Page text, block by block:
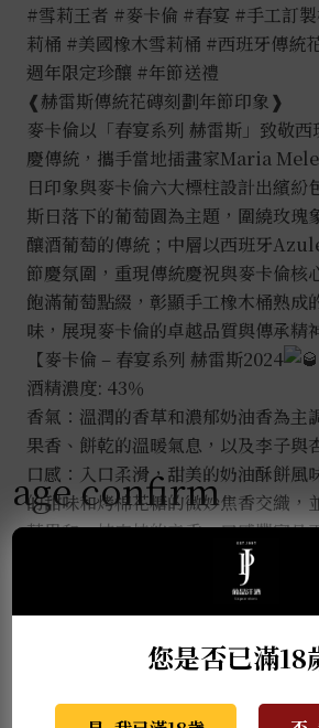
#雪莉王者 #麥卡倫 #春宴 #手工訂
莉桶 #美國橡木雪莉桶 #西班牙傳統
週年限定珍釀 #年節送禮
❰赫雷斯傳統花磚刻劃年節印象❱
麥卡倫以「春宴系列 赫雷斯」致敬
慶傳統，攜手當地插畫家Maria
日印象與麥卡倫六大標柱設計出繽紛
斯日落下的葡萄園為主題，圍繞玫瑰
釀酒葡萄的傳統；中層以西班牙
節慶氛圍，重現傳統慶祝與麥卡倫核
飽滿葡萄點綴，彰顯手工橡木桶熟成
味，展現麥卡倫的卓越品質與傳承精
【麥卡倫 – 春宴系列 赫雷斯2024
酒精濃度: 43％
香氣：溫潤的香草和濃郁奶油香為主
果香、餅乾的溫暖氣息，以及李子與
口感：入口柔滑，甜美的奶油酥餅風
的甜味和烤棉花糖的微妙焦香交織，
花果和一抹肉桂的辛香，口感豐富且
尾韻：甜奶油糖的細膩香甜與新鮮出
age confirm
您是否已滿18